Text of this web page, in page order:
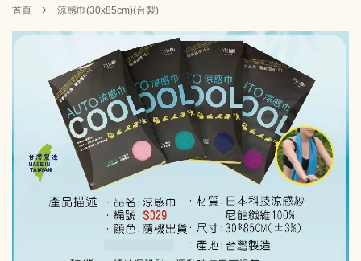
首頁 › 涼感巾(30x85cm)(台製)